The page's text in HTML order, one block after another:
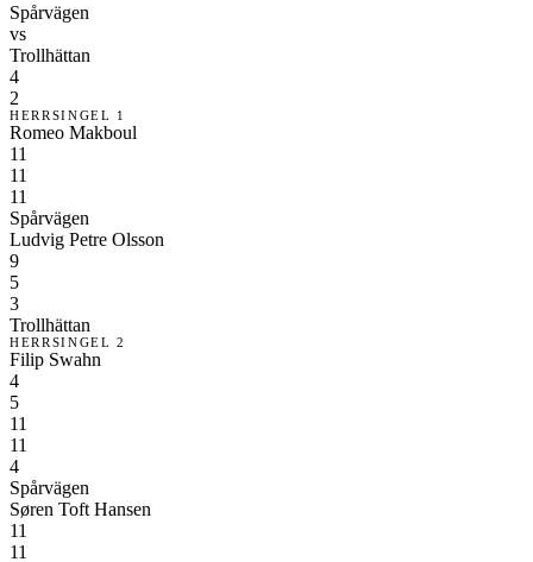
Spårvägen
vs
Trollhättan
4
2
HERRSINGEL 1
Romeo Makboul
11
11
11
Spårvägen
Ludvig Petre Olsson
9
5
3
Trollhättan
HERRSINGEL 2
Filip Swahn
4
5
11
11
4
Spårvägen
Søren Toft Hansen
11
11